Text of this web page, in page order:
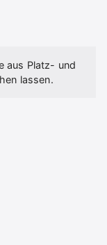
aus Platz- und
lassen.